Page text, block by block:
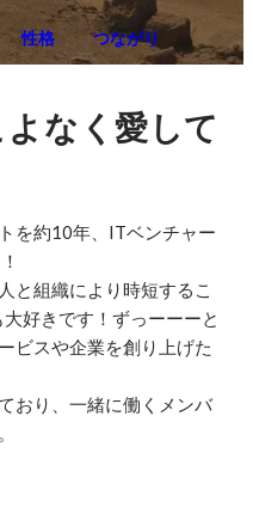
性格 つながり
なく愛して
を約10年、ITベンチャー
と組織により時短するこ
好きです！ずっーーーと
ビスや企業を創り上げた
おり、一緒に働くメンバ